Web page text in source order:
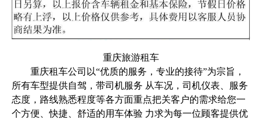
重庆旅游租车
重庆租车公司以“优质的服务，专业的接待”为宗旨，
所有车型提供自驾，带司机服务 从车况，司机仪表、服务
态度，路线熟悉程度等各方面重点把关客户的需求给您一
个方便、快捷、舒适的用车体验 力求为每一位顾客提供优